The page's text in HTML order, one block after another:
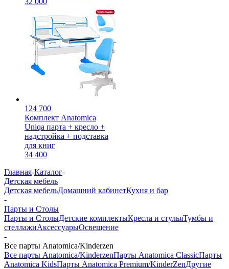
124 700
Комплект Anatomica
Uniqa парта + кресло +
надстройка + подставка
для книг
34 400
Главная-Каталог-
Детская мебель
Детская мебельДомашний кабинетКухня и бар
-
Парты и Столы
Парты и СтолыДетские комплектыКресла и стульяТумбы и
стеллажиАксессуарыОсвещение
-
Все парты Anatomica/Kinderzen
Все парты Anatomica/KinderzenПарты Anatomica ClassicПарты
Anatomica KidsПарты Anatomica Premium/KinderZenДругие